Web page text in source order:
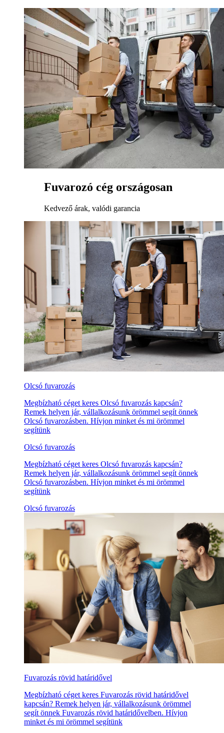
Fuvarozó cég országosan
Kedvező árak, valódi garancia
Olcsó fuvarozás
Megbízható céget keres Olcsó fuvarozás kapcsán?
Remek helyen jár, vállalkozásunk örömmel segít önnek
Olcsó fuvarozásben. Hívjon minket és mi örömmel
segítünk
Olcsó fuvarozás
Megbízható céget keres Olcsó fuvarozás kapcsán?
Remek helyen jár, vállalkozásunk örömmel segít önnek
Olcsó fuvarozásben. Hívjon minket és mi örömmel
segítünk
Olcsó fuvarozás
Fuvarozás rövid határidővel
Megbízható céget keres Fuvarozás rövid határidővel
kapcsán? Remek helyen jár, vállalkozásunk örömmel
segít önnek Fuvarozás rövid határidővelben. Hívjon
minket és mi örömmel segítünk